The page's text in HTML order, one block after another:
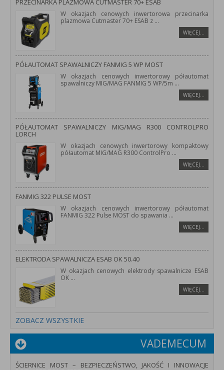
PRZECINARKA PLAZMOWA CUTMASTER 70+ ESAB
W okazjach cenowych inwertorowa przecinarka
plazmowa Cutmaster 70+ ESAB z ...
WIĘCEJ…
PÓŁAUTOMAT SPAWALNICZY FANMIG 5 WP MOST
W okazjach cenowych inwertorowy półautomat
spawalniczy MIG/MAG FANMIG 5 WP/5m ...
WIĘCEJ…
PÓŁAUTOMAT SPAWALNICZY MIG/MAG R300 CONTROLPRO
LORCH
W okazjach cenowych inwertorowy kompaktowy
półautomat MIG/MAG R300 ControlPro ...
WIĘCEJ…
FANMIG 322 PULSE MOST
W okazjach cenowych inwertorowy półautomat
FANMIG 322 Pulse MOST do spawania ...
WIĘCEJ…
ELEKTRODA SPAWALNICZA ESAB OK 50.40
W okazjach cenowych elektrody spawalnicze ESAB
OK ...
WIĘCEJ…
ZOBACZ WSZYSTKIE
VADEMECUM
ŚCIERNICE MOST – BEZPIECZEŃSTWO, JAKOŚĆ I INNOWACJE